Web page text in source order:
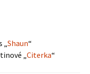
„Shaun“
„Citerka“